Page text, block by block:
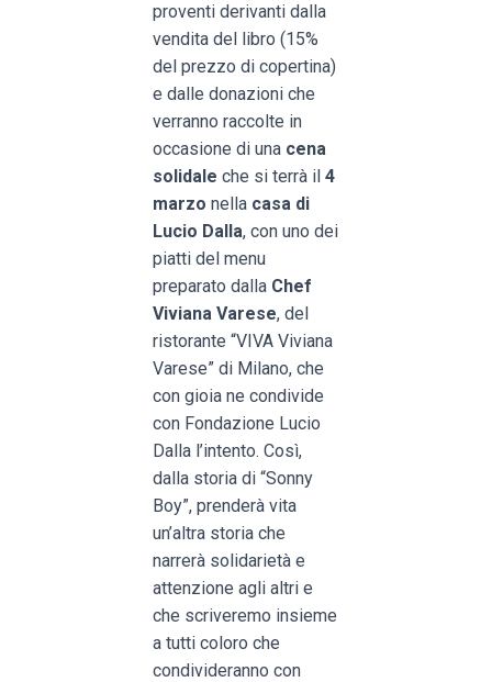
proventi derivanti dalla
vendita del libro (15%
del prezzo di copertina)
e dalle donazioni che
verranno raccolte in
occasione di una cena
solidale che si terrà il 4
marzo nella casa di
Lucio Dalla, con uno dei
piatti del menu
preparato dalla Chef
Viviana Varese, del
ristorante “VIVA Viviana
Varese” di Milano, che
con gioia ne condivide
con Fondazione Lucio
Dalla l’intento. Così,
dalla storia di “Sonny
Boy”, prenderà vita
un’altra storia che
narrerà solidarietà e
attenzione agli altri e
che scriveremo insieme
a tutti coloro che
condivideranno con